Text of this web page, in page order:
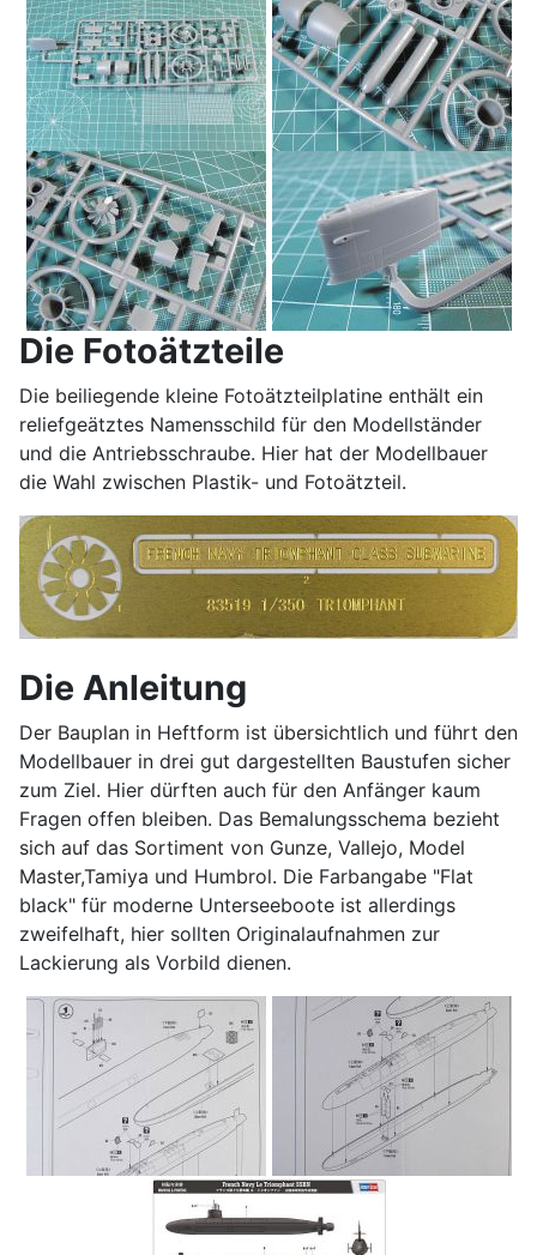
Die Fotoätzteile
Die beiliegende kleine Fotoätzteilplatine enthält ein
reliefgeätztes Namensschild für den Modellständer
und die Antriebsschraube. Hier hat der Modellbauer
die Wahl zwischen Plastik- und Fotoätzteil.
Die Anleitung
Der Bauplan in Heftform ist übersichtlich und führt den
Modellbauer in drei gut dargestellten Baustufen sicher
zum Ziel. Hier dürften auch für den Anfänger kaum
Fragen offen bleiben. Das Bemalungsschema bezieht
sich auf das Sortiment von Gunze, Vallejo, Model
Master,Tamiya und Humbrol. Die Farbangabe "Flat
black" für moderne Unterseeboote ist allerdings
zweifelhaft, hier sollten Originalaufnahmen zur
Lackierung als Vorbild dienen.